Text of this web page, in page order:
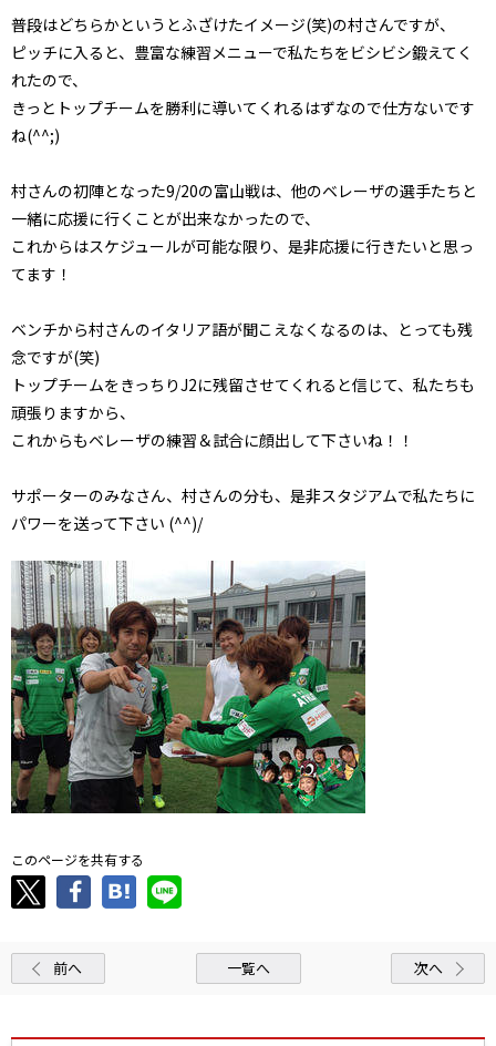
普段はどちらかというとふざけたイメージ(笑)の村さんですが、
ピッチに入ると、豊富な練習メニューで私たちをビシビシ鍛えてく
れたので、
きっとトップチームを勝利に導いてくれるはずなので仕方ないです
ね(^^;)
村さんの初陣となった9/20の富山戦は、他のベレーザの選手たちと
一緒に応援に行くことが出来なかったので、
これからはスケジュールが可能な限り、是非応援に行きたいと思っ
てます！
ベンチから村さんのイタリア語が聞こえなくなるのは、とっても残
念ですが(笑)
トップチームをきっちりJ2に残留させてくれると信じて、私たちも
頑張りますから、
これからもベレーザの練習＆試合に顔出して下さいね！！
サポーターのみなさん、村さんの分も、是非スタジアムで私たちに
パワーを送って下さい (^^)/
このページを共有する
前へ 一覧へ 次へ